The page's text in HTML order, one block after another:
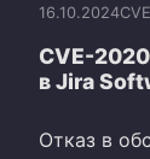
16.10.2024CVE
CVE-
в Jira
Отказ в